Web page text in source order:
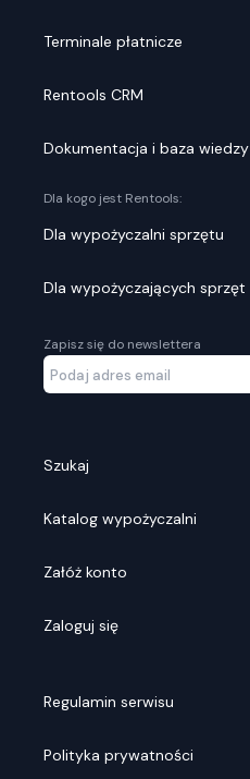
Terminale płatnicze
Rentools CRM
Dokumentacja i baza wiedzy
Dla kogo jest Rentools:
Dla wypożyczalni sprzętu
Dla wypożyczających sprzęt
Zapisz się do newslettera
Szukaj
Katalog wypożyczalni
Załóż konto
Zaloguj się
Regulamin serwisu
Polityka prywatności